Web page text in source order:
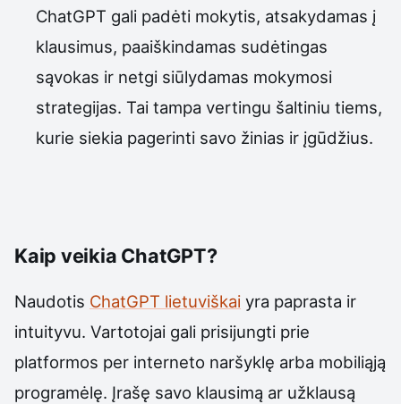
ChatGPT gali padėti mokytis, atsakydamas į
klausimus, paaiškindamas sudėtingas
sąvokas ir netgi siūlydamas mokymosi
strategijas. Tai tampa vertingu šaltiniu tiems,
kurie siekia pagerinti savo žinias ir įgūdžius.
Kaip veikia ChatGPT?
Naudotis ChatGPT lietuviškai yra paprasta ir
intuityvu. Vartotojai gali prisijungti prie
platformos per interneto naršyklę arba mobiliąją
programėlę. Įrašę savo klausimą ar užklausą